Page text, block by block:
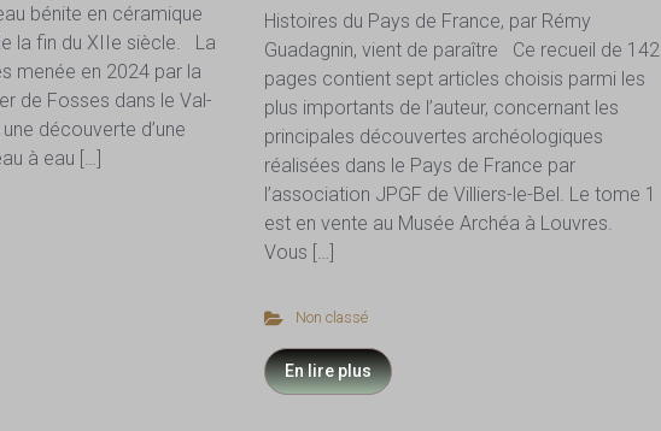
bénite en céramique
la fin du XIIe siècle. La
menée en 2024 par la
de Fosses dans le Val-
découverte d’une
à eau […]
Histoires du Pays de France, par Rémy
Guadagnin, vient de paraître Ce recueil de 142
pages contient sept articles choisis parmi les
plus importants de l’auteur, concernant les
principales découvertes archéologiques
réalisées dans le Pays de France par
l’association JPGF de Villiers-le-Bel. Le tome 1
est en vente au Musée Archéa à Louvres.
Vous […]
Non classé
En lire plus